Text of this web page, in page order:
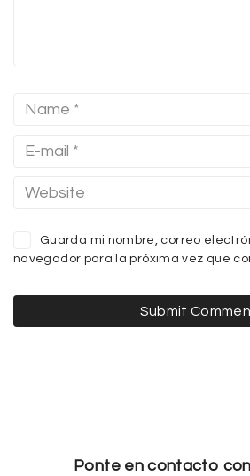
Guarda mi nombre, correo
navegador para la próxima vez que
Ponte en contacto